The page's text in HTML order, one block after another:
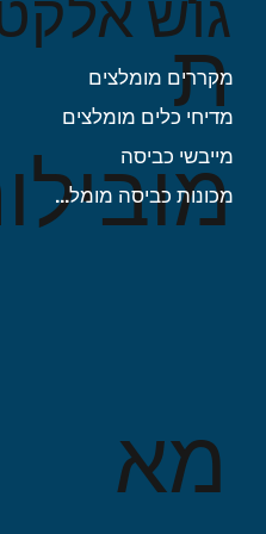
מא
ת
מקררים מומלצים
מדיחי כלים מומלצים
מייבשי כביסה
מכונות כביסה מומלצות